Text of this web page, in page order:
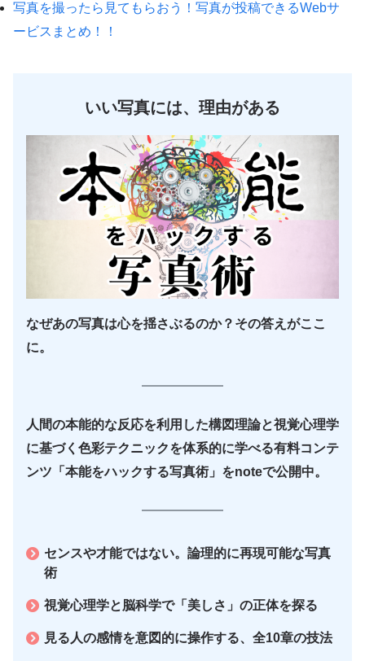
写真を撮ったら見てもらおう！写真が投稿できるWebサ
ービスまとめ！！
いい写真には、理由がある
なぜあの写真は心を揺さぶるのか？その答えがここ
に。
人間の本能的な反応を利用した構図理論と視覚心理学
に基づく色彩テクニックを体系的に学べる有料コンテ
ンツ「本能をハックする写真術」をnoteで公開中。
センスや才能ではない。論理的に再現可能な写真
術
視覚心理学と脳科学で「美しさ」の正体を探る
見る人の感情を意図的に操作する、全10章の技法